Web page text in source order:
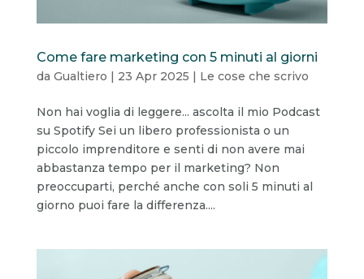
Come fare marketing con 5 minuti al giorni
da Gualtiero | 23 Apr 2025 | Le cose che scrivo
Non hai voglia di leggere... ascolta il mio Podcast
su Spotify Sei un libero professionista o un
piccolo imprenditore e senti di non avere mai
abbastanza tempo per il marketing? Non
preoccuparti, perché anche con soli 5 minuti al
giorno puoi fare la differenza....